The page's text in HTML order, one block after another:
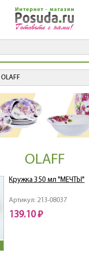
OLAFF
OLAFF
Артикул: 213-08037
Кружка 350 мл "МЕЧТЫ"
139.10 ₽